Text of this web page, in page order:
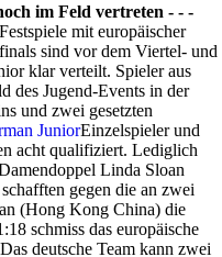
im Feld vertreten - - -
mit europäischer
sind vor dem Viertel- und
klar verteilt. Spieler aus
des Jugend-Events in der
und zwei gesetzten
Einzelspieler und
acht qualifiziert. Lediglich
Linda Sloan
gegen die an zwei
(Hong Kong China) die
schmiss das europäische
deutsche Team kann zwei